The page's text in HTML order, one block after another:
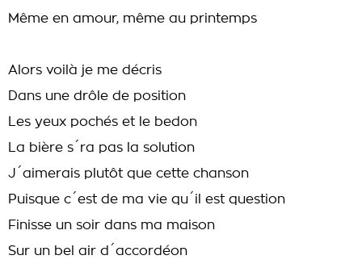
Même en amour, même au printemps
Alors voilà je me décris
Dans une drôle de position
Les yeux pochés et le bedon
La bière s´ra pas la solution
J´aimerais plutôt que cette chanson
Puisque c´est de ma vie qu´il est question
Finisse un soir dans ma maison
Sur un bel air d´accordéon